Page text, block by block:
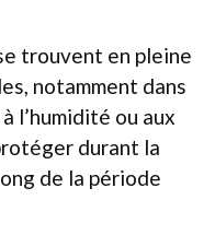
trouvent en pleine
notamment dans
l’humidité ou aux
durant la
de la période